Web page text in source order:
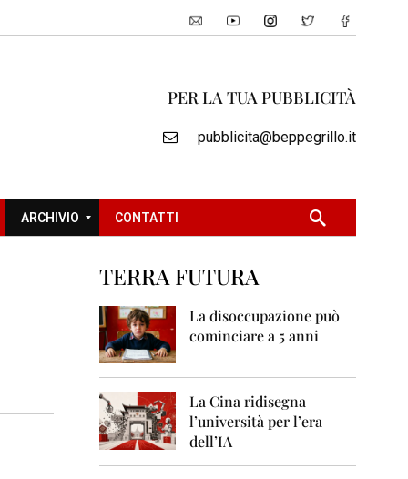
PER LA TUA PUBBLICITÀ
pubblicita@beppegrillo.it
ARCHIVIO CONTATTI
TERRA FUTURA
La disoccupazione può
cominciare a 5 anni
La Cina ridisegna
l’università per l’era
dell’IA